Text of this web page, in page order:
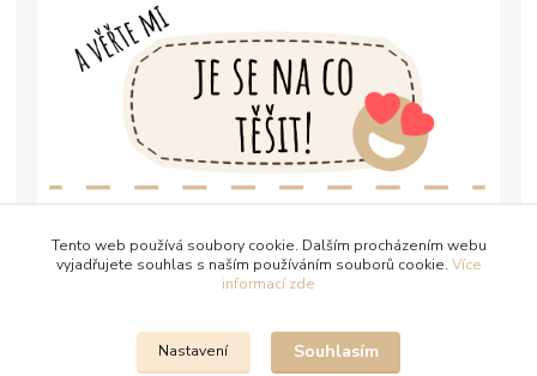
Tento web používá soubory cookie. Dalším procházením webu
vyjadřujete souhlas s naším používáním souborů cookie. Více
informací zde
Nastavení Souhlasím